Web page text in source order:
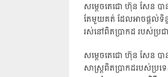
សម្តេចតេជោ ហ៊ុន​​ សែន បា
តែមួយគត់ ដែលអាចផ្តល់
រស់នៅពិតប្រាកដ របស់ប្រ
សម្ដេចតេជោ ហ៊ុន សែន បាន
សាស្ត្រពិតប្រាកដរបស់ប្រ